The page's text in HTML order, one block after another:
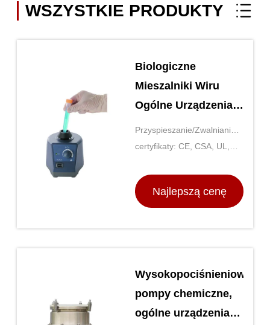
WSZYSTKIE PRODUKTY
Biologiczne
Mieszalniki Wiru
Ogólne Urządzenia
Laboratoryjne Do
Analiz Chemicznych
Przyspieszanie/Zwalnianie:
10 profili
certyfikaty: CE, CSA, UL,
Najlepszą cenę
Wysokopociśnieniowe
pompy chemiczne,
ogólne urządzenia